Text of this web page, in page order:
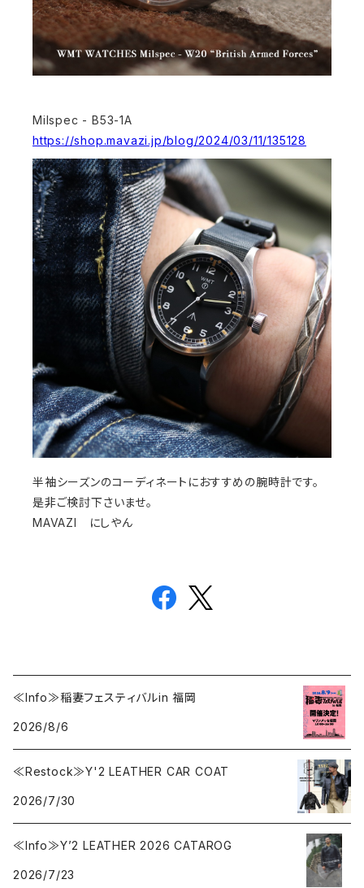
Milspec - B53-1A
https://shop.mavazi.jp/blog/2024/03/11/135128
半袖シーズンのコーディネートにおすすめの腕時計です。
是非ご検討下さいませ。
MAVAZI にしやん
≪Info≫稲妻フェスティバルin 福岡
2026/8/6
≪Restock≫Y'2 LEATHER CAR COAT
2026/7/30
≪Info≫Y’2 LEATHER 2026 CATAROG
2026/7/23